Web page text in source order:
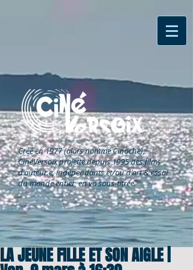
Créé en 1977 (alors nommé Cinoche),
CinéVersoixprojette depuis 1995 des films
d'auteur.e, indépendants et/ou d'art & essai
du monde entier, en vo sous-titrée.
LA JEUNE FILLE ET SON AIGLE |